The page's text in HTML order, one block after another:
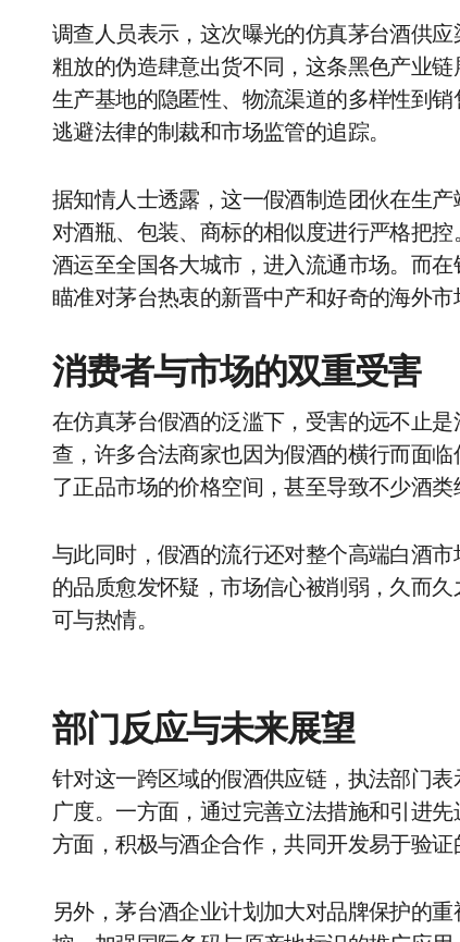
调查人员表示，这次曝光的仿真茅台酒供
粗放的伪造肆意出货不同，这条黑色产业
生产基地的隐匿性、物流渠道的多样性到
逃避法律的制裁和市场监管的追踪。
据知情人士透露，这一假酒制造团伙在生
对酒瓶、包装、商标的相似度进行严格把
酒运至全国各大城市，进入流通市场。而
瞄准对茅台热衷的新晋中产和好奇的海外市
消费者与市场的双重受害
在仿真茅台假酒的泛滥下，受害的远不止是
查，许多合法商家也因为假酒的横行而面
了正品市场的价格空间，甚至导致不少酒
与此同时，假酒的流行还对整个高端白酒
的品质愈发怀疑，市场信心被削弱，久而
可与热情。
部门反应与未来展望
针对这一跨区域的假酒供应链，执法部门
广度。一方面，通过完善立法措施和引进
方面，积极与酒企合作，共同开发易于验
另外，茅台酒企业计划加大对品牌保护的